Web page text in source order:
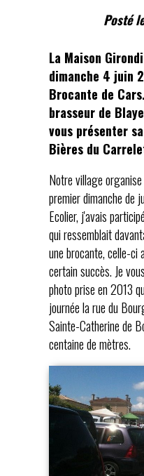
Posté
La Maison
dimanche 4 juin
Brocante de
brasseur de
vous présenter
Bières du
Notre village
premier dimanche de
Ecolier, j'avais
qui ressemblait
une brocante, celle-ci
certain succès. Je
photo prise en 2013
journée la rue du
Sainte-Catherine de
centaine de mètres.